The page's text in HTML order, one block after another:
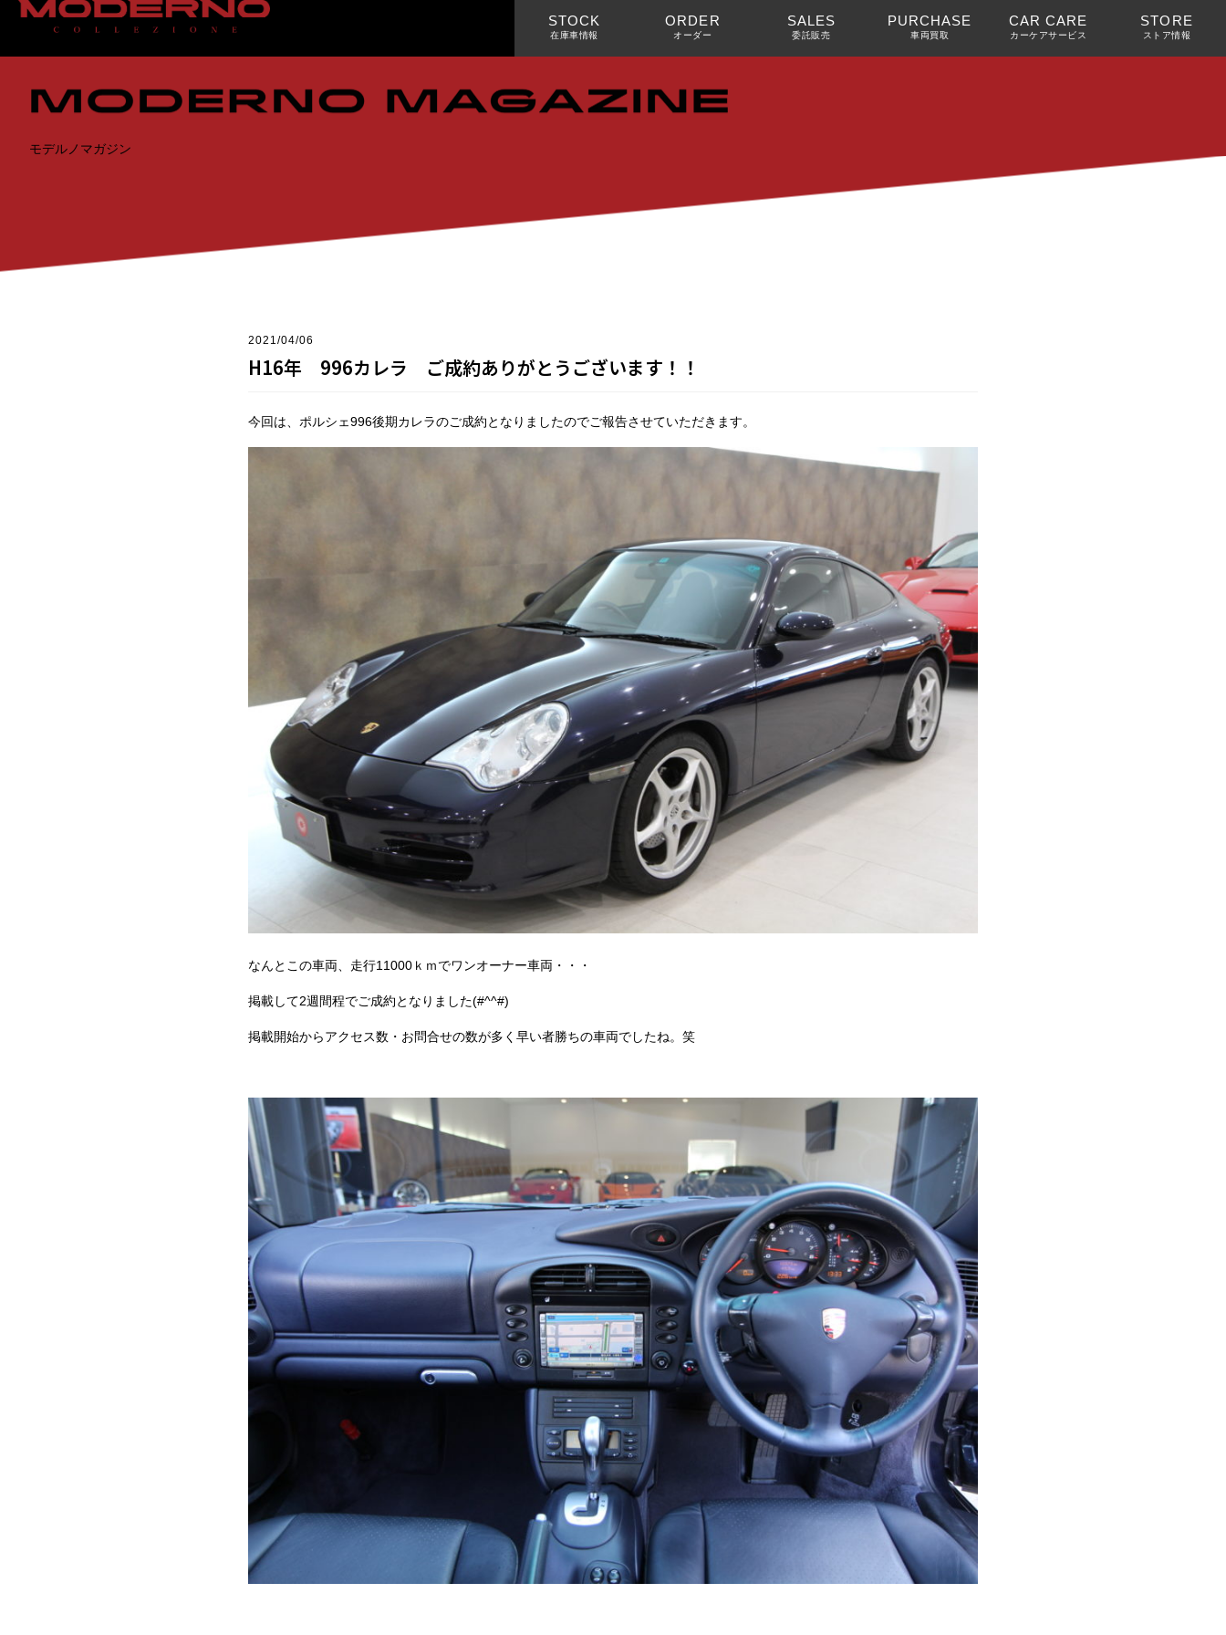
STOCK
在庫車情報
ORDER
オーダー
SALES
委託販売
PURCHASE
車両買取
CAR CARE
カーケアサービス
STORE
ストア情報
TOP>モデルノマガジン> H16年 996カレラ ご成約ありがとうございます！！
モデルノマガジン
2021/04/06
H16年 996カレラ ご成約ありがとうございます！！
今回は、ポルシェ996後期カレラのご成約となりましたのでご報告させていただきます。
なんとこの車両、走行11000ｋｍでワンオーナー車両・・・
掲載して2週間程でご成約となりました(#^^#)
掲載開始からアクセス数・お問合せの数が多く早い者勝ちの車両でしたね。笑